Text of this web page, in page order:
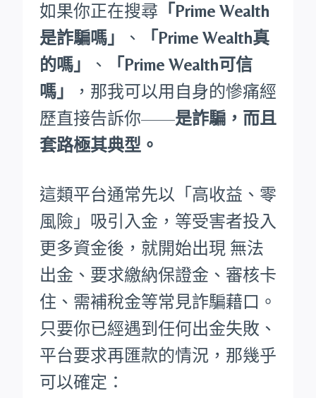
如果你正在搜尋 「Prime Wealth
是詐騙嗎」
、
「Prime Wealth真
的嗎」
、
「Prime Wealth可信
嗎」
，那我可以用自身的慘痛經
歷直接告訴你——是詐騙，而且
套路極其典型。
這類平台通常先以「高收益、零
風險」吸引入金，等受害者投入
更多資金後，就開始出現 無法
出金、要求繳納保證金、審核卡
住、需補稅金等常見詐騙藉口。
只要你已經遇到任何出金失敗、
平台要求再匯款的情況，那幾乎
可以確定：